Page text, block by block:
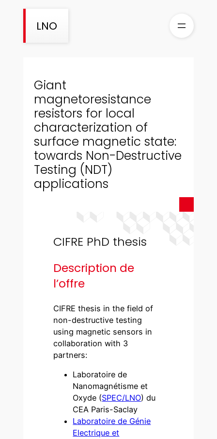
LNO
Giant
magnetoresistance
resistors for local
characterization of
surface magnetic state:
towards Non-Destructive
Testing (NDT)
applications
CIFRE PhD thesis
Description de
l’offre
CIFRE thesis in the field of
non-destructive testing
using magnetic sensors in
collaboration with 3
partners:
Laboratoire de
Nanomagnétisme et
Oxyde (SPEC/LNO) du
CEA Paris-Saclay
Laboratoire de Génie
Electrique et